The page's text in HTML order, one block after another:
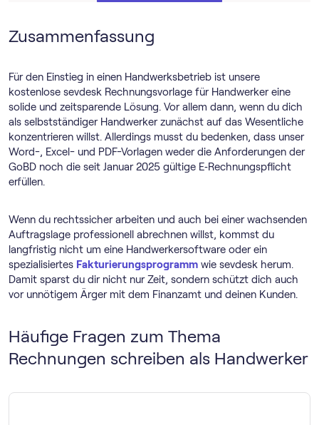
Weitere Informationen findest du in unserer
Zusammenfassung
Für den Einstieg in einen Handwerksbetrieb ist unsere
kostenlose sevdesk Rechnungsvorlage für Handwerker eine
solide und zeitsparende Lösung. Vor allem dann, wenn du dich
als selbstständiger Handwerker zunächst auf das Wesentliche
konzentrieren willst. Allerdings musst du bedenken, dass unser
Word-, Excel- und PDF-Vorlagen weder die Anforderungen der
GoBD noch die seit Januar 2025 gültige E‑Rechnungspflicht
erfüllen.
Wenn du rechtssicher arbeiten und auch bei einer wachsenden
Auftragslage professionell abrechnen willst, kommst du
langfristig nicht um eine Handwerkersoftware oder ein
spezialisiertes Fakturierungsprogramm wie sevdesk herum.
Damit sparst du dir nicht nur Zeit, sondern schützt dich auch
vor unnötigem Ärger mit dem Finanzamt und deinen Kunden.
Häufige Fragen zum Thema
Rechnungen schreiben als Handwerker